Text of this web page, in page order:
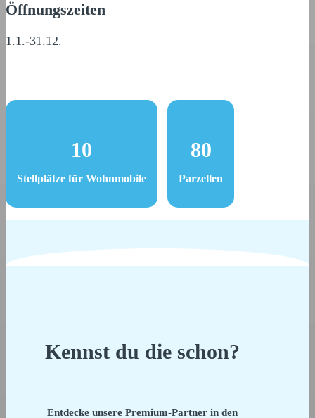
Öffnungszeiten
1.1.-31.12.
10
Stellplätze für Wohnmobile
80
Parzellen
Kennst du die schon?
Entdecke unsere Premium-Partner in den